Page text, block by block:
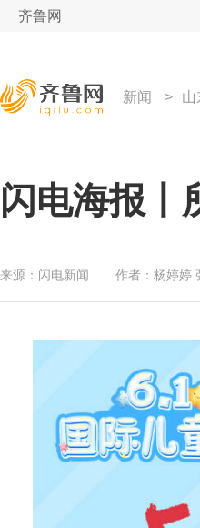
齐鲁网
新闻 > 山
闪电海报丨
来源： 闪电新闻 作者： 杨婷婷